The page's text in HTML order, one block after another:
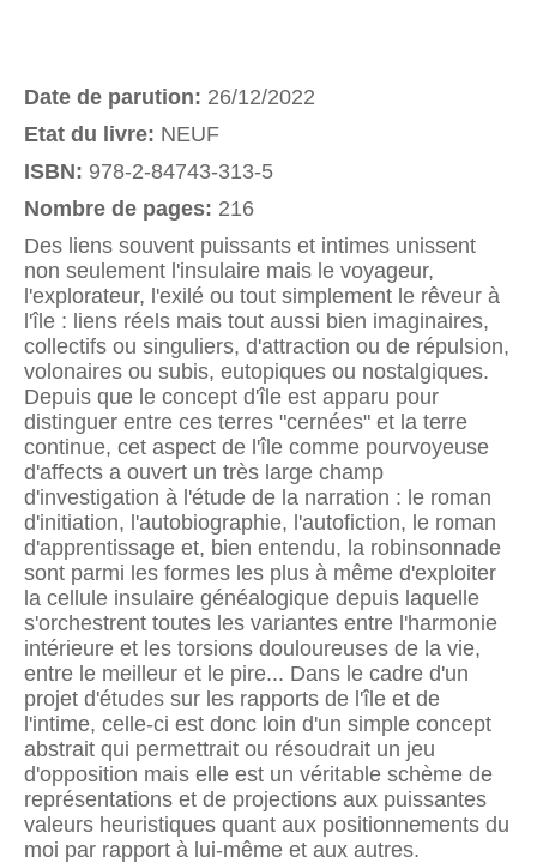
Date de parution: 26/12/2022
Etat du livre: NEUF
ISBN: 978-2-84743-313-5
Nombre de pages: 216
Des liens souvent puissants et intimes unissent
non seulement l'insulaire mais le voyageur,
l'explorateur, l'exilé ou tout simplement le rêveur à
l'île : liens réels mais tout aussi bien imaginaires,
collectifs ou singuliers, d'attraction ou de répulsion,
volonaires ou subis, eutopiques ou nostalgiques.
Depuis que le concept d'île est apparu pour
distinguer entre ces terres "cernées" et la terre
continue, cet aspect de l'île comme pourvoyeuse
d'affects a ouvert un très large champ
d'investigation à l'étude de la narration : le roman
d'initiation, l'autobiographie, l'autofiction, le roman
d'apprentissage et, bien entendu, la robinsonnade
sont parmi les formes les plus à même d'exploiter
la cellule insulaire généalogique depuis laquelle
s'orchestrent toutes les variantes entre l'harmonie
intérieure et les torsions douloureuses de la vie,
entre le meilleur et le pire... Dans le cadre d'un
projet d'études sur les rapports de l'île et de
l'intime, celle-ci est donc loin d'un simple concept
abstrait qui permettrait ou résoudrait un jeu
d'opposition mais elle est un véritable schème de
représentations et de projections aux puissantes
valeurs heuristiques quant aux positionnements du
moi par rapport à lui-même et aux autres.